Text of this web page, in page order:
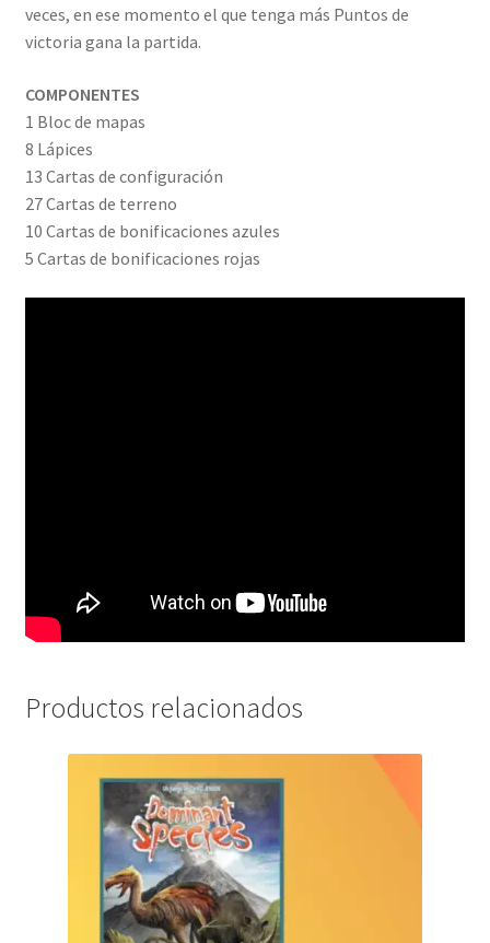
veces, en ese momento el que tenga más Puntos de
victoria gana la partida.
COMPONENTES
1 Bloc de mapas
8 Lápices
13 Cartas de configuración
27 Cartas de terreno
10 Cartas de bonificaciones azules
5 Cartas de bonificaciones rojas
Productos relacionados